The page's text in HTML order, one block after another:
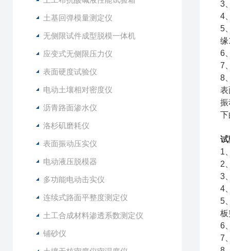
土基回弹模量测定仪
无侧限试件成型脱模一体机
应变式无侧限压力仪
表面硬度试验仪
电动土壤相对密度仪
沥青路面渗水仪
洛杉矶磨耗仪
表面振动压实仪
电动液压脱模器
多功能电动击实仪
连续式路面平整度测定仪
土工合成材料渗透系数测定仪
铺砂仪
3
4
5
缘
6
7
8
表
振
下
试
1
2
3
4
5
板
6
7